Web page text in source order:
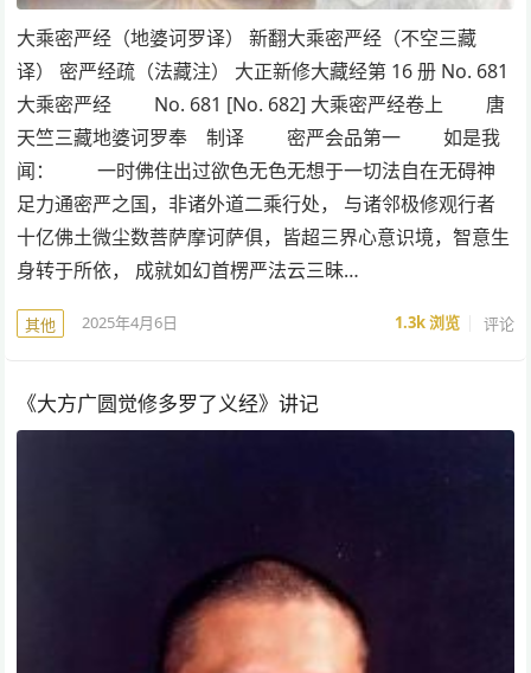
大乘密严经（地婆诃罗译） 新翻大乘密严经（不空三藏
译） 密严经疏（法藏注） 大正新修大藏经第 16 册 No. 681
大乘密严经 No. 681 [No. 682] 大乘密严经卷上 唐
天竺三藏地婆诃罗奉 制译 密严会品第一 如是我
闻： 一时佛住出过欲色无色无想于一切法自在无碍神
足力通密严之国，非诸外道二乘行处， 与诸邻极修观行者
十亿佛土微尘数菩萨摩诃萨俱，皆超三界心意识境，智意生
身转于所依， 成就如幻首楞严法云三昧…
其他 2025年4月6日 1.3k浏览 评论
《大方广圆觉修多罗了义经》讲记